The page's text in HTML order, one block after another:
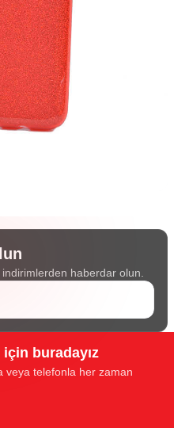
haberdar olun.
için buradayız
veya telefonla her zaman